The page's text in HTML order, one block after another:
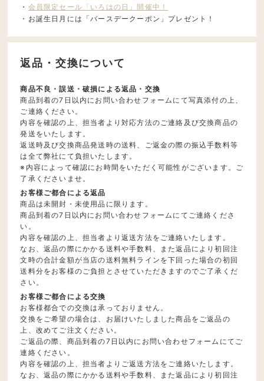
・ 会員限定セール「いろはの日」開催中！
・お誕生日月には「バースデークーポン」プレゼント！
返品・交換について
商品不良・誤送・破損による返品・交換
商品到着の7日以内にお問い合わせフォームにて写真添付の上、
ご連絡ください。
内容を確認の上、担当者より対応方法のご連絡及び交換商品の
発送をいたします。
返送時及び交換商品発送時の送料、ご返金の際の振込手数料等
は全て弊社にて負担いたします。
※内容によって確認にお時間をいただく可能性がございます。ご
了承くださいませ。
お客様ご都合による返品
商品は未開封・未使用品に限ります。
商品到着の7日以内にお問い合わせフォームにてご連絡くださ
い。
内容を確認の上、担当者より返送方法をご連絡いたします。
なお、返品の際にかかる送料や手数料、また返品により初回注
文時の合計金額が当店の送料無料ラインを下回った場合の初回
送料分をお客様のご負担とさせていただきますのでご了承くだ
さい。
お客様ご都合による交換
お客様都合での交換は承っておりません。
交換をご希望の場合は、お届けいたしました商品をご返品の
上、改めてご注文ください。
ご返品の際、商品到着の7日以内にお問い合わせフォームにてご
連絡ください。
内容を確認の上、担当者よりご返送方法をご連絡いたします。
なお、返品の際にかかる送料や手数料、また返品により初回注